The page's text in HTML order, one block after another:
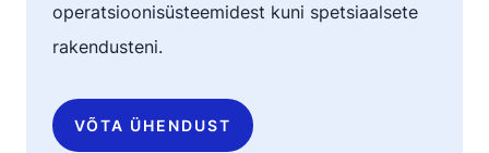
operatsioonisüsteemidest kuni spetsiaalsete
rakendusteni.
VÕTA ÜHENDUST